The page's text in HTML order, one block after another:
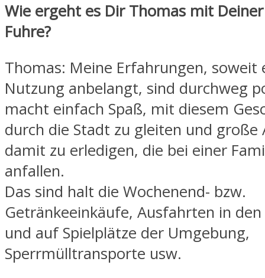
Wie ergeht es Dir Thomas mit
Fuhre?
Thomas: Meine Erfahrungen, soweit
Nutzung anbelangt, sind durchweg
macht einfach Spaß, mit diesem
durch die Stadt zu gleiten und große
damit zu erledigen, die bei einer
anfallen.
Das sind halt die Wochenend- bzw.
Getränkeeinkäufe, Ausfahrten in
und auf Spielplätze der Umgebung,
Sperrmülltransporte usw.